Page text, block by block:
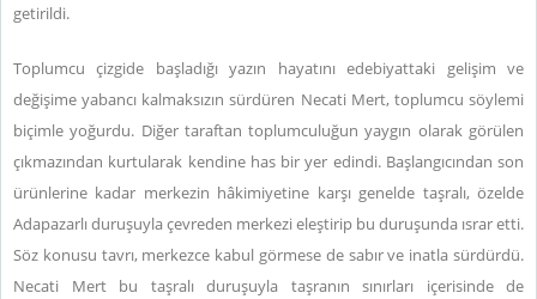
getirildi.
Toplumcu çizgide başladığı yazın hayatını edebiyattaki gelişim ve
değişime yabancı kalmaksızın sürdüren Necati Mert, toplumcu söylemi
biçimle yoğurdu. Diğer taraftan toplumculuğun yaygın olarak görülen
çıkmazından kurtularak kendine has bir yer edindi. Başlangıcından son
ürünlerine kadar merkezin hâkimiyetine karşı genelde taşralı, özelde
Adapazarlı duruşuyla çevreden merkezi eleştirip bu duruşunda ısrar etti.
Söz konusu tavrı, merkezce kabul görmese de sabır ve inatla sürdürdü.
Necati Mert bu taşralı duruşuyla taşranın sınırları içerisinde de